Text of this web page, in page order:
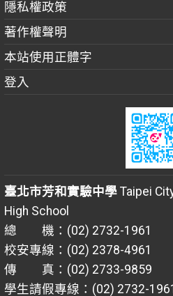
隱私權政策
著作權聲明
本站使用正體字
登入
臺北市芳和實驗中學Taipei
High School
總 機：(02) 2732-1961
校安專線：(02) 2378-4961
傳 真：(02) 2733-9859
學生請假專線：(02) 2732-